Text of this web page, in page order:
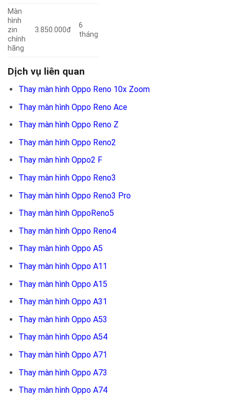
Màn
hình
zin
chính
hãng
3.850.000đ
6
tháng
Dịch vụ liên quan
Thay màn hình Oppo Reno 10x Zoom
Thay màn hình Oppo Reno Ace
Thay màn hình Oppo Reno Z
Thay màn hình Oppo Reno2
Thay màn hình Oppo2 F
Thay màn hình Oppo Reno3
Thay màn hình Oppo Reno3 Pro
Thay màn hình OppoReno5
Thay màn hình Oppo Reno4
Thay màn hình Oppo A5
Thay màn hình Oppo A11
Thay màn hình Oppo A15
Thay màn hình Oppo A31
Thay màn hình Oppo A53
Thay màn hình Oppo A54
Thay màn hình Oppo A71
Thay màn hình Oppo A73
Thay màn hình Oppo A74